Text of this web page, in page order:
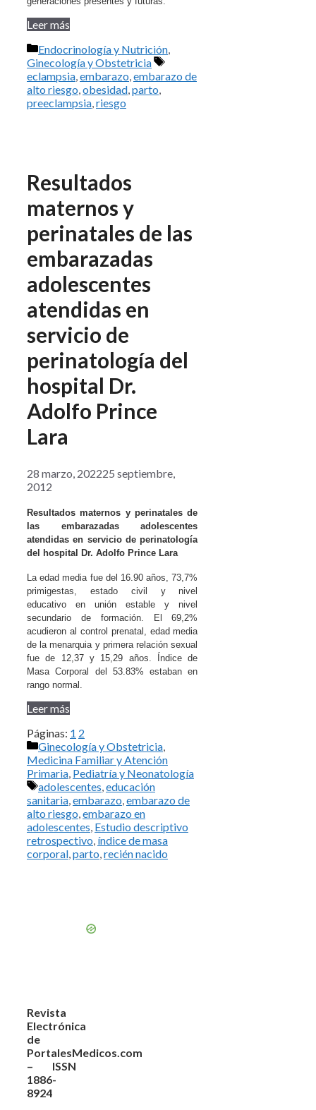
Leer más
Categorías
Endocrinología y Nutrición,
Ginecología y Obstetricia
Etiquetas
eclampsia,embarazo,embarazo de
alto riesgo,obesidad,parto,
preeclampsia,riesgo
Resultados
maternos y
perinatales de las
embarazadas
adolescentes
atendidas en
servicio de
perinatología del
hospital Dr.
Adolfo Prince
Lara
28 marzo, 202225 septiembre,
2012
Resultados maternos y perinatales de
las embarazadas adolescentes
atendidas en servicio de perinatología
del hospital Dr. Adolfo Prince Lara
La edad media fue del 16.90 años, 73,7%
primigestas, estado civil y nivel
educativo en unión estable y nivel
secundario de formación. El 69,2%
acudieron al control prenatal, edad media
de la menarquia y primera relación sexual
fue de 12,37 y 15,29 años. Índice de
Masa Corporal del 53.83% estaban en
rango normal.
Leer más
Páginas: 1 2
Categorías
Ginecología y Obstetricia,
Medicina Familiar y Atención
Primaria, Pediatría y Neonatología
Etiquetas
adolescentes,educación
sanitaria,embarazo,embarazo de
alto riesgo,embarazo en
adolescentes, Estudio descriptivo
retrospectivo, índice de masa
corporal,parto,recién nacido
Revista
Electrónica
de
PortalesMedicos.com
– ISSN
1886-
8924